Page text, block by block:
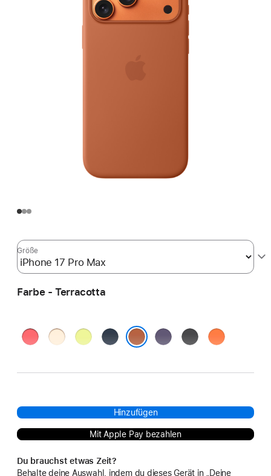
Größe
Farbe - Terracotta
Guavepink
VanilleNeongelbMitternacht Nebelviolett
SchwarzOrange
Hinzufügen
Mit Apple Pay bezahlen
Du brauchst etwas Zeit?
Behalte deine Auswahl, indem du dieses Gerät in „Deine